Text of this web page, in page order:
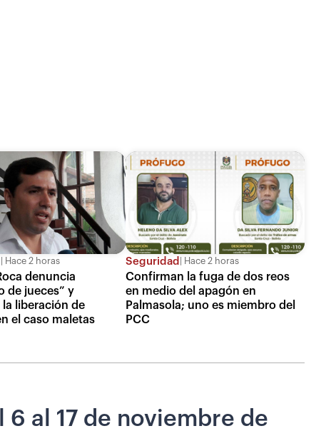
Hace 2 horas
denuncia
de jueces” y
liberación de
el caso maletas
Seguridad Hace 2 horas
Confirman la fuga de dos reos
en medio del apagón en
Palmasola; uno es miembro del
PCC
6 al 17 de noviembre de